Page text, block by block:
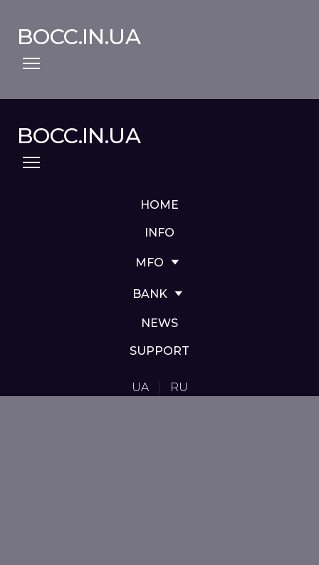
BOCC.IN.UA
BOCC.IN.UA
HOME
INFO
MFO
BANK
NEWS
SUPPORT
UA RU